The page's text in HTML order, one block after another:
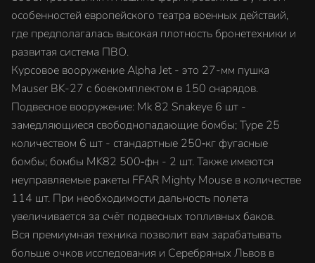
особенностей европейского театра военных действий,
где предполагалась высокая плотность бронетехники и
развитая система ПВО.
Курсовое вооружение Alpha Jet - это 27-мм пушка
Mauser BK-27 c боекомплектом в 150 снарядов.
Подвесное вооружение: Mk 82 Snakeye 6 шт -
замедляющиеся свободнопадающие бомбы; Type 25
количеством 6 шт - стандартные 250‑кг фугасные
бомбы; бомбы MK82 500‑фн - 2 шт. Также имеются
неуправляемые ракеты FFAR Mighty Mouse в количестве
114 шт. При необходимости дальность полета
увеличивается за счёт подвесных топливных баков.
Вся премиумная техника позволит вам зарабатывать
больше очков исследования и Серебряных Львов в